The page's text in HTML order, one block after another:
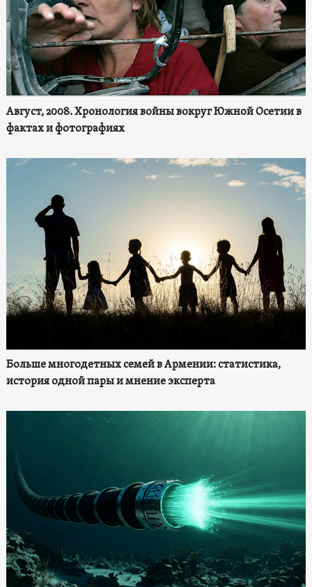
Август, 2008. Хронология войны вокруг Южной Осетии в
фактах и фотографиях
Больше многодетных семей в Армении: статистика,
история одной пары и мнение эксперта